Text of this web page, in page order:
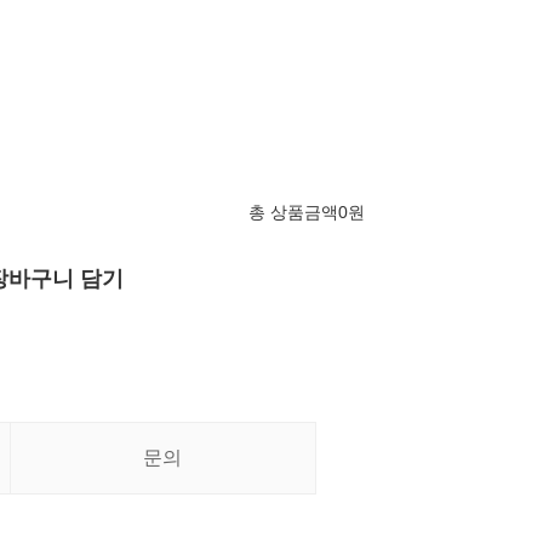
총 상품금액0원
바구니 담기
문의